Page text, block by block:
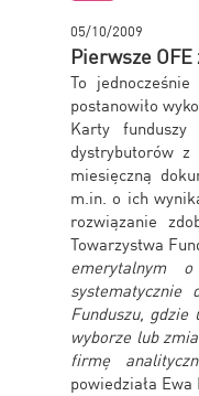
05/10/2009
Pierwsze
To
postanowiło
Karty
dystrybutorów
miesięczną
m.in. o ich
rozwiązanie
Towarzystwa
emerytalnym
Funduszu,
wyborze lub
firmę
powiedziała